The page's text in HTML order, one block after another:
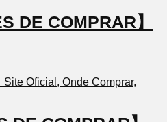
DE COMPRAR】